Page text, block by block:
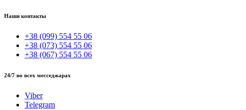
Наши контакты
+38 (099) 554 55 06
+38 (073) 554 55 06
+38 (067) 554 55 06
24/7 во всех месседжарах
Viber
Telegram